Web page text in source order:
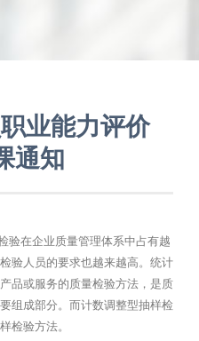
业能力评价
通知
验在企业质量管理体系中占有越
验人员的要求也越来越高。统计
品或服务的质量检验方法，是质
组成部分。而计数调整型抽样检
检验方法。